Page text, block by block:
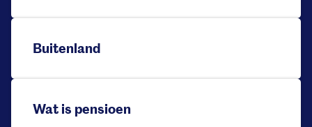
Buitenland
Wat is pensioen